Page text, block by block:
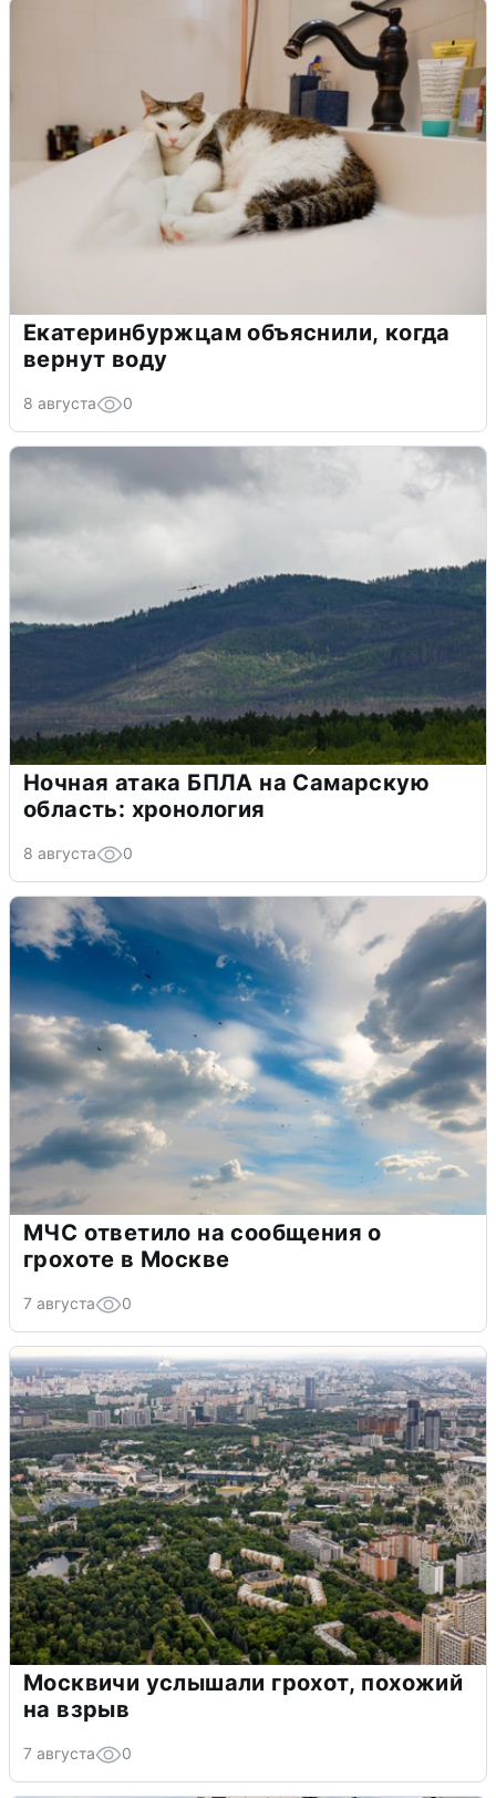
Екатеринбуржцам объяснили, когда
вернут воду
8 августа 0
Ночная атака БПЛА на Самарскую
область: хронология
8 августа 0
МЧС ответило на сообщения о
грохоте в Москве
7 августа 0
Москвичи услышали грохот, похожий
на взрыв
7 августа 0